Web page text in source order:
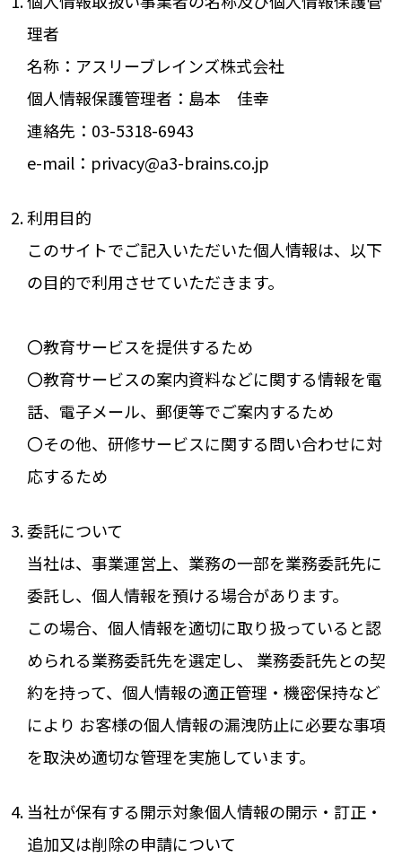
理者
名称：アスリーブレインズ株式会社
個人情報保護管理者：島本 佳幸
連絡先：03-5318-6943
e-mail：privacy@a3-brains.co.jp
利用目的
このサイトでご記入いただいた個人情報は、以下
の目的で利用させていただきます。
〇教育サービスを提供するため
〇教育サービスの案内資料などに関する情報を電
話、電子メール、郵便等でご案内するため
〇その他、研修サービスに関する問い合わせに対
応するため
委託について
当社は、事業運営上、業務の一部を業務委託先に
委託し、個人情報を預ける場合があります。
この場合、個人情報を適切に取り扱っていると認
められる業務委託先を選定し、 業務委託先との契
約を持って、個人情報の適正管理・機密保持など
により お客様の個人情報の漏洩防止に必要な事項
を取決め適切な管理を実施しています。
当社が保有する開示対象個人情報の開示・訂正・
追加又は削除の申請について